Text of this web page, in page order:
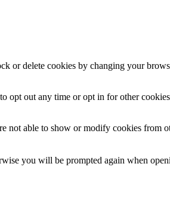
or delete cookies by changing your
opt out any time or opt in for other
not able to show or modify cookies from
you will be prompted again when